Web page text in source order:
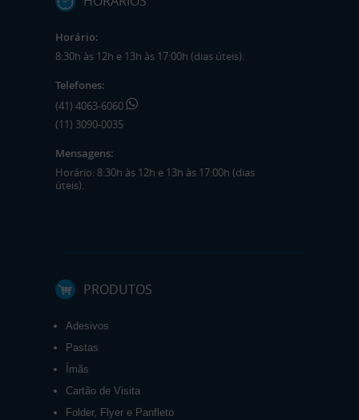
Horário:
8:30h às 12h e 13h às 17:00h (dias úteis).
Telefones:
(41) 4063-6060
(11) 3090-0035
Mensagens:
Horário: 8:30h às 12h e 13h às 17:00h (dias
úteis).
PRODUTOS
Adesivos
Pastas
Ímãs
Cartão de Visita
Folder, Flyer e Panfleto